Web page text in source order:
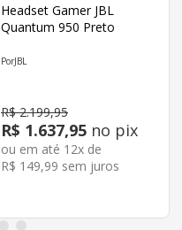
Headset Gamer JBL
Quantum 950 Preto
JBL
R$ 2.199,95
R$ 1.637,95 no pix
ou em até 12x de
R$ 149,99 sem juros